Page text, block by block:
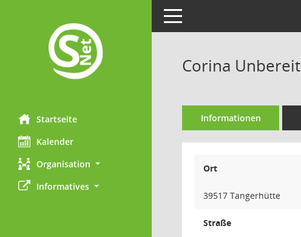
Startseite
Kalender
Organisation
Informatives
Toggle navigation
Corina Unbereit
Informationen
Ort
39517 Tangerhütte
Straße